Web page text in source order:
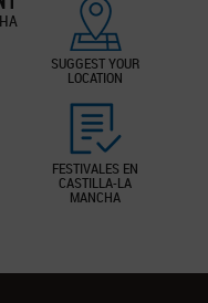
SUGGEST YOUR
LOCATION
FESTIVALES EN
CASTILLA-LA
MANCHA